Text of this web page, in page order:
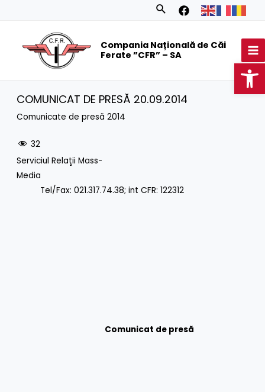
Search
Compania Națională de Căi
Ferate ”CFR” – SA
COMUNICAT DE PRESĂ 20.09.2014
Comunicate de presă 2014
32
Serviciul Relaţii Mass-
Media
Tel/Fax: 021.317.74.38; int CFR: 122312
Comunicat de presă